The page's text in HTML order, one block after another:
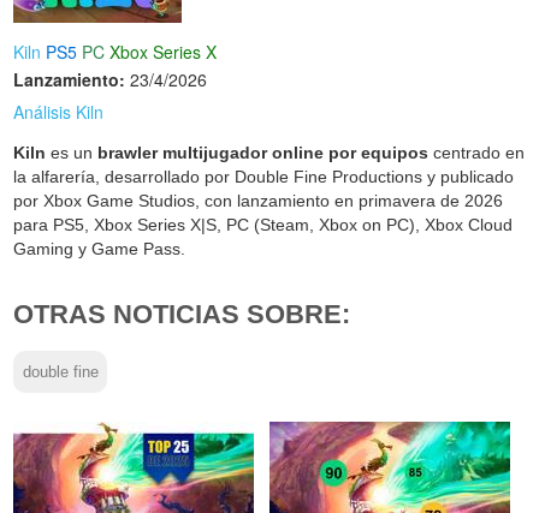
Kiln PS5 PC Xbox Series X
Lanzamiento: 23/4/2026
Análisis Kiln
Kiln es un brawler multijugador online por equipos centrado en
la alfarería, desarrollado por Double Fine Productions y publicado
por Xbox Game Studios, con lanzamiento en primavera de 2026
para PS5, Xbox Series X|S, PC (Steam, Xbox on PC), Xbox Cloud
Gaming y Game Pass.
OTRAS NOTICIAS SOBRE:
double fine